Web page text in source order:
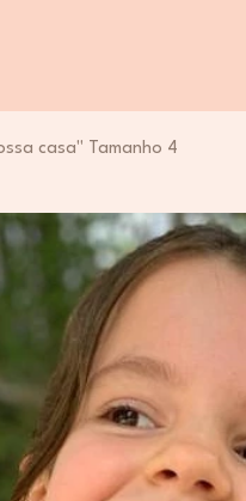
casa" Tamanho 4